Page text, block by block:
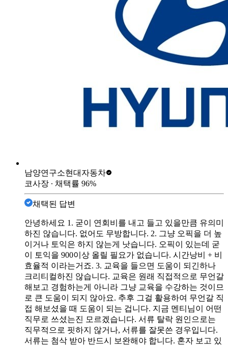
남양연구소현대자동차
코사장 ∙ 채택률 96%
채택된 답변
안녕하세요 1. 굳이 연회비를 내고 들고 있을만큼 유의미
하진 않습니다. 없어도 무방합니다. 2. 그냥 오픽을 더 높
이거나 토익은 하지 않는게 낫습니다. 오픽이 있는데 굳
이 토익을 900이상 올릴 필요가 없습니다. 시간낭비 + 비
효율적 이라는거죠. 3. 교육을 들으면 도움이 되긴하나
크리티컬하진 않습니다. 교육은 원래 직접적으로 무언갈
해보고 경험하는게 아니라 그냥 교육을 수강하는 것이므
로 큰 도움이 되지 않아요. 추후 그걸 활용하여 무언갈 직
접 해보셨을 때 도움이 되는 겁니다. 지금 멘티님이 어떤
직무로 쓰셨는진 모르겠습니다. 서류 탈락 원인으로는
직무적으로 핏하지 않거나, 서류를 잘못쓴 경우입니다.
서류는 첨삭 받아 반드시 보완해야 합니다. 혼자 보고 있